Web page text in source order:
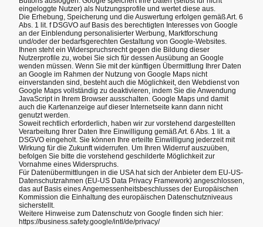
eingeloggte Nutzer) als Nutzungsprofile und wertet diese aus.
Die Erhebung, Speicherung und die Auswertung erfolgen gemäß Art. 6
Abs. 1 lit. f DSGVO auf Basis des berechtigten Interesses von Google
an der Einblendung personalisierter Werbung, Marktforschung
und/oder der bedarfsgerechten Gestaltung von Google-Websites.
Ihnen steht ein Widerspruchsrecht gegen die Bildung dieser
Nutzerprofile zu, wobei Sie sich für dessen Ausübung an Google
wenden müssen. Wenn Sie mit der künftigen Übermittlung Ihrer Daten
an Google im Rahmen der Nutzung von Google Maps nicht
einverstanden sind, besteht auch die Möglichkeit, den Webdienst von
Google Maps vollständig zu deaktivieren, indem Sie die Anwendung
JavaScript in Ihrem Browser ausschalten. Google Maps und damit
auch die Kartenanzeige auf dieser Internetseite kann dann nicht
genutzt werden.
Soweit rechtlich erforderlich, haben wir zur vorstehend dargestellten
Verarbeitung Ihrer Daten Ihre Einwilligung gemäß Art. 6 Abs. 1 lit. a
DSGVO eingeholt. Sie können Ihre erteilte Einwilligung jederzeit mit
Wirkung für die Zukunft widerrufen. Um Ihren Widerruf auszuüben,
befolgen Sie bitte die vorstehend geschilderte Möglichkeit zur
Vornahme eines Widerspruchs.
Für Datenübermittlungen in die USA hat sich der Anbieter dem EU-US-
Datenschutzrahmen (EU-US Data Privacy Framework) angeschlossen,
das auf Basis eines Angemessenheitsbeschlusses der Europäischen
Kommission die Einhaltung des europäischen Datenschutzniveaus
sicherstellt.
Weitere Hinweise zum Datenschutz von Google finden sich hier:
https://business.safety.google/intl/de/privacy/